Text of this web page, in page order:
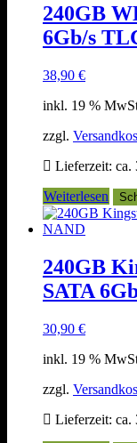
240GB
6Gb/s
38,90 €
inkl. 19 %
zzgl.
Lieferzeit: ca.
Weiterlesen
240GB
SATA
30,90 €
inkl. 19 %
zzgl.
Lieferzeit: ca.